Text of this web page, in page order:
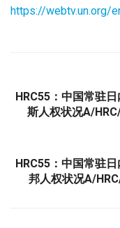
https://webtv.un.org/
HRC55：中国常驻
斯人权状况A/
HRC55：中国常驻
邦人权状况A/